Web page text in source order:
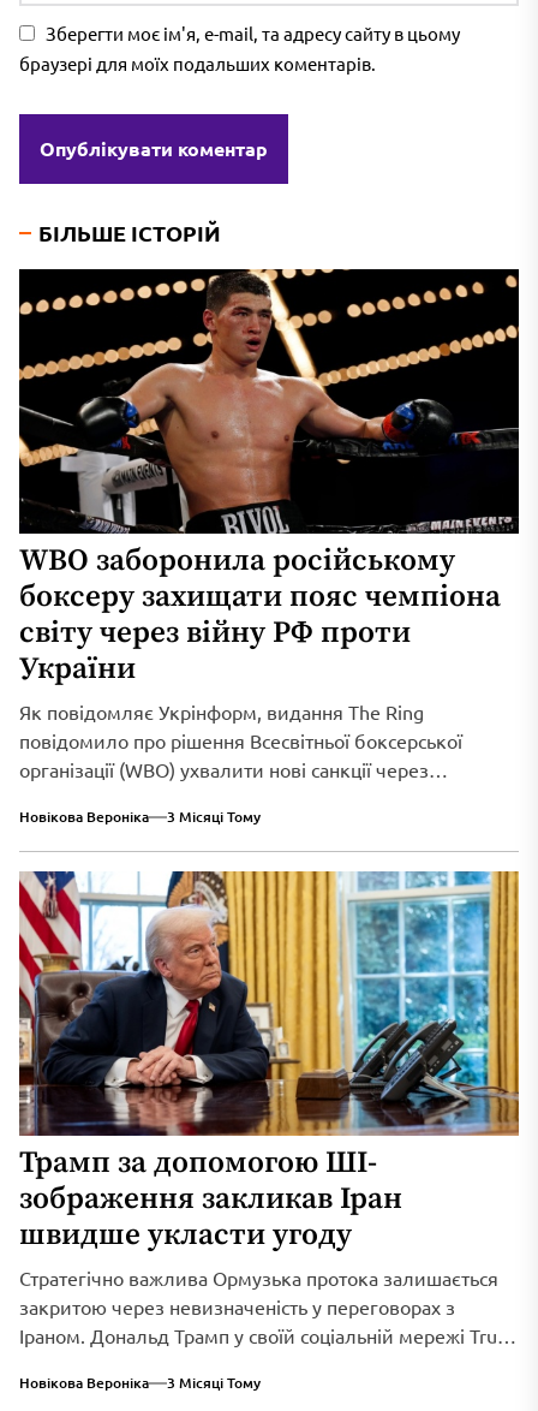
Зберегти моє ім'я, e-mail, та адресу сайту в цьому
браузері для моїх подальших коментарів.
БІЛЬШЕ ІСТОРІЙ
WBO заборонила російському
боксеру захищати пояс чемпіона
світу через війну РФ проти
України
Як повідомляє Укрінформ, видання The Ring
повідомило про рішення Всесвітньої боксерської
організації (WBO) ухвалити нові санкції через
Новікова Вероніка 3 Місяці Тому
Трамп за допомогою ШІ-
зображення закликав Іран
швидше укласти угоду
Стратегічно важлива Ормузька протока залишається
закритою через невизначеність у переговорах з
Іраном. Дональд Трамп у своїй соціальній мережі Truth
Новікова Вероніка 3 Місяці Тому